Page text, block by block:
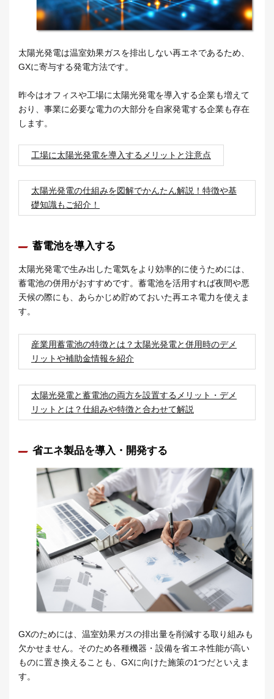
太陽光発電は温室効果ガスを排出しない再エネであるため、
GXに寄与する発電方法です。
昨今はオフィスや工場に太陽光発電を導入する企業も増えて
おり、事業に必要な電力の大部分を自家発電する企業も存在
します。
工場に太陽光発電を導入するメリットと注意点
太陽光発電の仕組みを図解でかんたん解説！特徴や基
礎知識もご紹介！
蓄電池を導入する
太陽光発電で生み出した電気をより効率的に使うためには、
蓄電池の併用がおすすめです。蓄電池を活用すれば夜間や悪
天候の際にも、あらかじめ貯めておいた再エネ電力を使えま
す。
産業用蓄電池の特徴とは？太陽光発電と併用時のデメ
リットや補助金情報を紹介
太陽光発電と蓄電池の両方を設置するメリット・デメ
リットとは？仕組みや特徴と合わせて解説
省エネ製品を導入・開発する
GXのためには、温室効果ガスの排出量を削減する取り組みも
欠かせません。そのため各種機器・設備を省エネ性能が高い
ものに置き換えることも、GXに向けた施策の1つだといえま
す。